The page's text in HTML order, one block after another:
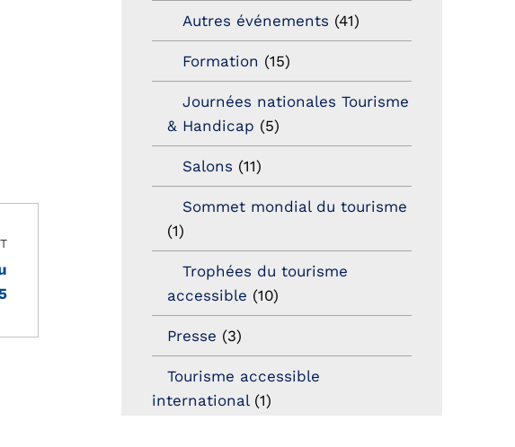
Autres événements (41)
Formation (15)
Journées nationales Tourisme
& Handicap (5)
Salons (11)
Sommet mondial du tourisme
(1)
Trophées du tourisme
accessible (10)
Presse (3)
Tourisme accessible
international(1)